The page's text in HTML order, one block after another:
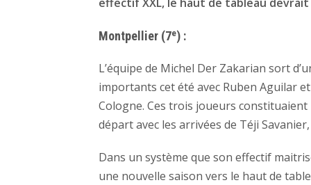
Montpellier (7e) :
L’équipe de Michel Der Zakarian sort
importants cet été avec Ruben Aguilar
Cologne. Ces trois joueurs
départ avec les arrivées de Téji
Dans un système que son effectif
une nouvelle saison vers le haut de